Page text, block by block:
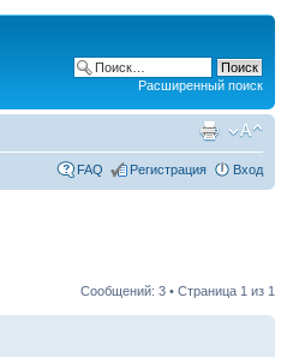
Расширенный поиск
FAQ Регистрация Вход
Сообщений: 3 • Страница 1 из 1